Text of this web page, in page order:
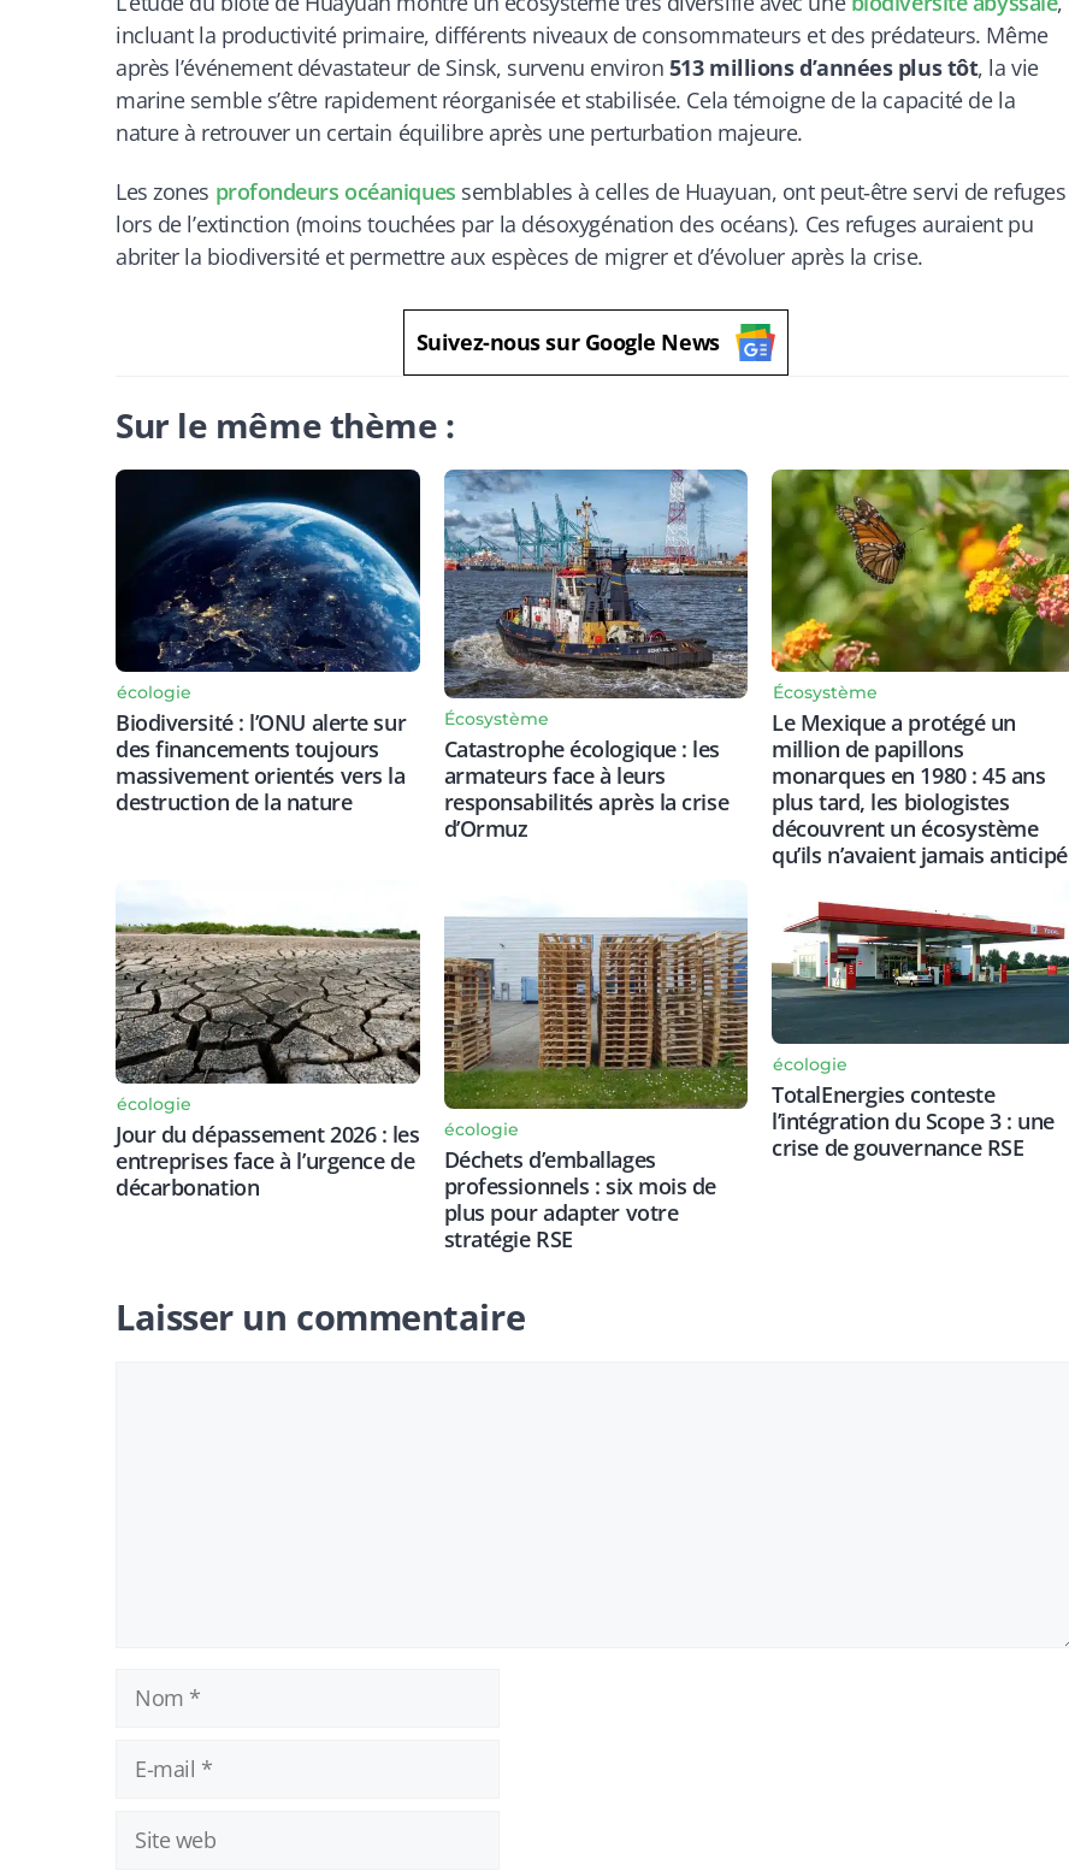
incluant la productivité primaire, différents niveaux de consommateurs et des prédateurs. Même
après l’événement dévastateur de Sinsk, survenu environ 513 millions d’années plus tôt, la vie
marine semble s’être rapidement réorganisée et stabilisée. Cela témoigne de la capacité de la
nature à retrouver un certain équilibre après une perturbation majeure.
Les zones profondeurs océaniques semblables à celles de Huayuan, ont peut‑être servi de refuges
lors de l’extinction (moins touchées par la désoxygénation des océans). Ces refuges auraient pu
abriter la biodiversité et permettre aux espèces de migrer et d’évoluer après la crise.
Suivez-nous sur Google News
Sur le même thème :
écologie
Biodiversité : l’ONU alerte sur
des financements toujours
massivement orientés vers la
destruction de la nature
Écosystème
Catastrophe écologique : les
armateurs face à leurs
responsabilités après la crise
d’Ormuz
Écosystème
Le Mexique a protégé un
million de papillons
monarques en 1980 : 45 ans
plus tard, les biologistes
découvrent un écosystème
qu’ils n’avaient jamais anticipé
écologie
Jour du dépassement 2026 : les
entreprises face à l’urgence de
décarbonation
écologie
Déchets d’emballages
professionnels : six mois de
plus pour adapter votre
stratégie RSE
écologie
TotalEnergies conteste
l’intégration du Scope 3 : une
crise de gouvernance RSE
Laisser un commentaire
Nom
mail
Site
web